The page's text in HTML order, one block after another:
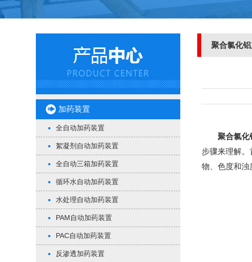
加药装置
全自动加药装置
絮凝剂自动加药装置
全自动三箱加药装置
循环水自动加药装置
水处理自动加药装置
PAM自动加药装置
PAC自动加药装置
反渗透加药装置
聚合氯化
聚合氯化
步骤来理解
物、色度和浊